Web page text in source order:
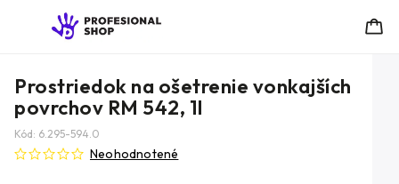
Prostriedok na ošetrenie vonkajších
povrchov RM 542, 1l
Kód: 6.295-594.0
Neohodnotené